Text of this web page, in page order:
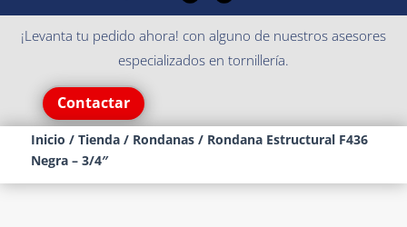
¡Levanta tu pedido ahora! con alguno de nuestros asesores
especializados en tornillería.
Contactar
Inicio / Tienda/ Rondanas/ Rondana Estructural F436
Negra – 3/4″